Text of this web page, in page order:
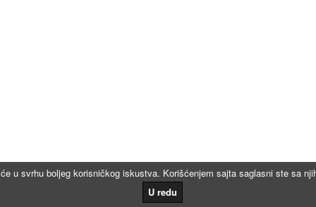
u svrhu boljeg korisničkog iskustva. Korišćenjem sajta saglasni ste sa
U redu